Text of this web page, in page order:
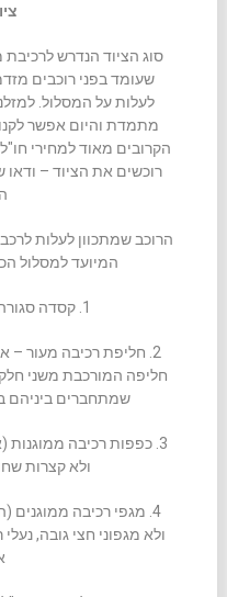
סוג הציוד הנדרש
שעומד בפני רוכבים
לעלות על המסלול.
מתמדת והיום אפשר
הקרובים מאוד למחירי
רוכשים את הציוד –
הרוכב שמתכוון לעלות
המיועד למסלול
1. קסדה סגורה, שלמה, לא נפתחת.
2. חליפת רכיבה מעור
חליפה המורכבת משני
שמתחברים ביניהם
3. כפפות רכיבה
ולא קצרות
4. מגפי רכיבה
ולא מגפוני חצי גובה,